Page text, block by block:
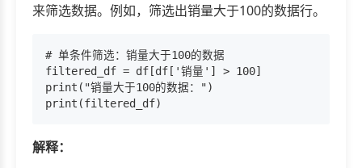
来筛选数据。例如，筛选出销量大于100的数据行。
# 单条件筛选：销量大于100的数据
filtered_df = df[df['销量'] > 100]
print("销量大于100的数据：")
解释：